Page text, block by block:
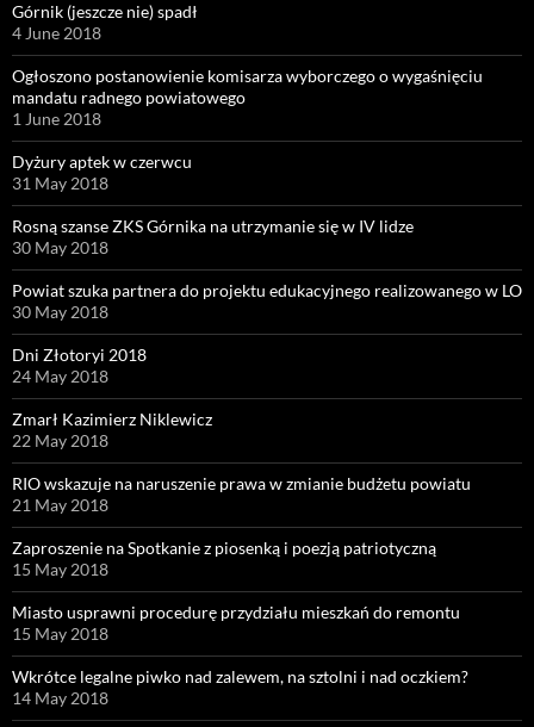
Górnik (jeszcze nie) spadł
4 June 2018
Ogłoszono postanowienie komisarza wyborczego o wygaśnięciu
mandatu radnego powiatowego
1 June 2018
Dyżury aptek w czerwcu
31 May 2018
Rosną szanse ZKS Górnika na utrzymanie się w IV lidze
30 May 2018
Powiat szuka partnera do projektu edukacyjnego realizowanego w LO
30 May 2018
Dni Złotoryi 2018
24 May 2018
Zmarł Kazimierz Niklewicz
22 May 2018
RIO wskazuje na naruszenie prawa w zmianie budżetu powiatu
21 May 2018
Zaproszenie na Spotkanie z piosenką i poezją patriotyczną
15 May 2018
Miasto usprawni procedurę przydziału mieszkań do remontu
15 May 2018
Wkrótce legalne piwko nad zalewem, na sztolni i nad oczkiem?
14 May 2018